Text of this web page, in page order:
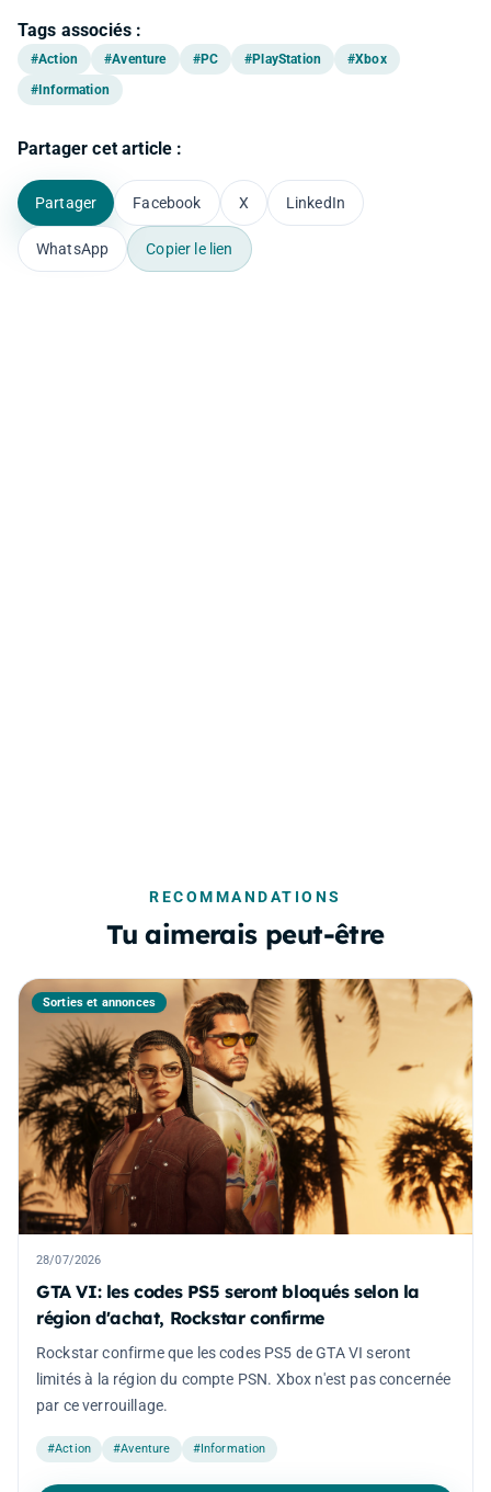
Tags associés :
#Action #Aventure #PC #PlayStation
#Xbox
#Information
Partager cet article :
Partager Facebook X LinkedIn
WhatsApp Copier le lien
RECOMMANDATIONS
Tu aimerais peut-être
Sorties et annonces
28/07/2026
GTA VI: les codes PS5 seront bloqués selon la
région d'achat, Rockstar confirme
Rockstar confirme que les codes PS5 de GTA VI seront
limités à la région du compte PSN. Xbox n'est pas concernée
par ce verrouillage.
#Action #Aventure #Information